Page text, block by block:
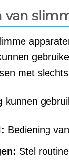
van
met
kunnen
Bediening
Stel